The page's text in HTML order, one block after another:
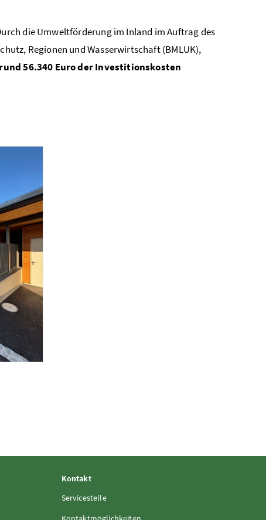
die Umweltförderung im Inland im Auftrag des
Regionen und Wasserwirtschaft (BMLUK),
rund 56.340 Euro der Investitionskosten
Kontakt
Servicestelle